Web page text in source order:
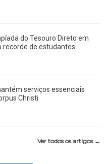
do Tesouro Direto em
recorde de estudantes
serviços essenciais
Christi
Ver todos os artigos →